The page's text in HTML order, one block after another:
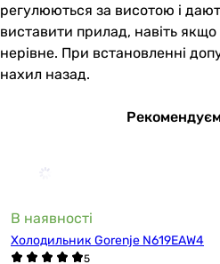
регулюються за висотою і
виставити прилад, навіть якщо
нерівне. При встановленні
нахил назад.
В наявності
Холодильник Gorenje N619EAW4